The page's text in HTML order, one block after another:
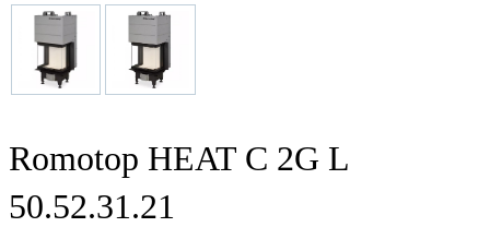
Romotop HEAT C 2G L
50.52.31.21